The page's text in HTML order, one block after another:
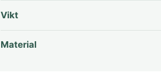
Vikt
Material